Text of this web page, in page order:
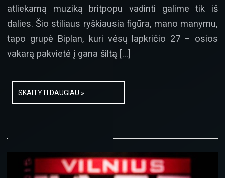
atliekamą muziką britpopu vadinti galime tik iš
dalies. Šio stiliaus ryškiausia figūra, mano manymu,
tapo grupė Biplan, kuri vėsų lapkričio 27 – osios
vakarą pakvietė į gana šiltą […]
SKAITYTI DAUGIAU »